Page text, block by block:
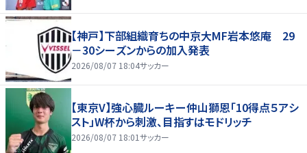
【神戸】下部組織育ちの中京大MF岩本悠庵 29
－30シーズンからの加入発表
2026/08/07 18:04サッカー
【東京V】強心臓ルーキー仲山獅恩「10得点５アシ
スト」W杯から刺激、目指すはモドリッチ
2026/08/07 18:01サッカー